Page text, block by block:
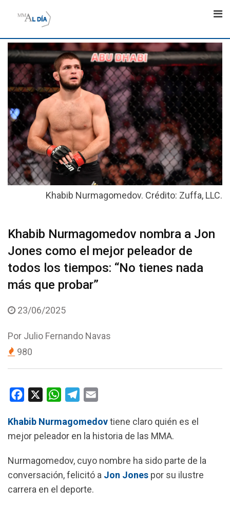
Khabib Nurmagomedov. Crédito: Zuffa, LLC.
Khabib Nurmagomedov nombra a Jon
Jones como el mejor peleador de
todos los tiempos: “No tienes nada
más que probar”
23/06/2025
Por Julio Fernando Navas
980
c
e
o
o
k
W
a
t
A
p
p
l
e
r
a
m
a
i
Khabib Nurmagomedovtiene claro quién es el
mejor peleador en la historia de las MMA.
Nurmagomedov, cuyo nombre ha sido parte de la
conversación, felicitó a Jon Jones por su ilustre
carrera en el deporte.